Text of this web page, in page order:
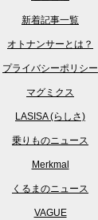
新着記事一覧
オトナンサーとは？
プライバシーポリシー
マグミクス
LASISA (らしさ)
乗りものニュース
Merkmal
くるまのニュース
VAGUE